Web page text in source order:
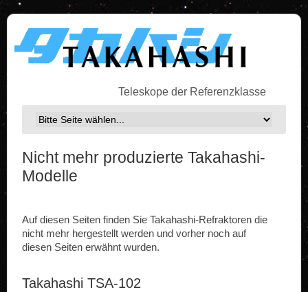
Teleskope der Referenzklasse
Nicht mehr produzierte Takahashi-
Modelle
Auf diesen Seiten finden Sie Takahashi-Refraktoren die
nicht mehr hergestellt werden und vorher noch auf
diesen Seiten erwähnt wurden.
Takahashi TSA-102